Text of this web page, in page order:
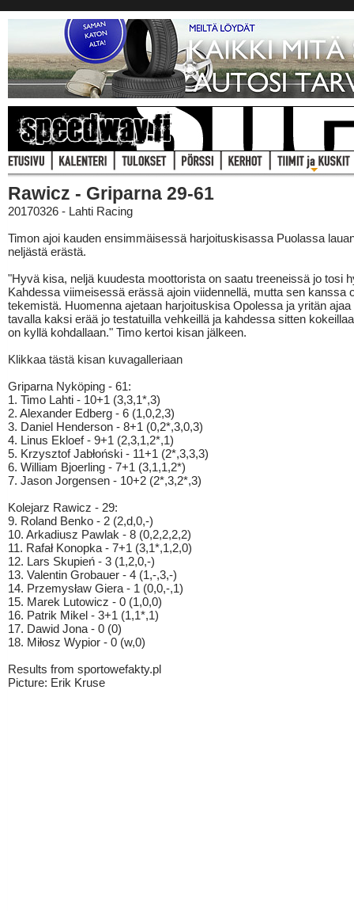
Rawicz - Griparna 29-61
20170326 - Lahti Racing
Timon ajoi kauden ensimmäisessä harjoituskisassa Puolassa
neljästä erästä.
"Hyvä kisa, neljä kuudesta moottorista on saatu treeneissä jo tosi
Kahdessa viimeisessä erässä ajoin viidennellä, mutta sen kanssa
tekemistä. Huomenna ajetaan harjoituskisa Opolessa ja yritän
tavalla kaksi erää jo testatuilla vehkeillä ja kahdessa sitten
on kyllä kohdallaan." Timo kertoi kisan jälkeen.
Klikkaa tästä kisan kuvagalleriaan
Griparna Nyköping - 61:
1. Timo Lahti - 10+1 (3,3,1*,3)
2. Alexander Edberg - 6 (1,0,2,3)
3. Daniel Henderson - 8+1 (0,2*,3,0,3)
4. Linus Ekloef - 9+1 (2,3,1,2*,1)
5. Krzysztof Jabłoński - 11+1 (2*,3,3,3)
6. William Bjoerling - 7+1 (3,1,1,2*)
7. Jason Jorgensen - 10+2 (2*,3,2*,3)
Kolejarz Rawicz - 29:
9. Roland Benko - 2 (2,d,0,-)
10. Arkadiusz Pawlak - 8 (0,2,2,2,2)
11. Rafał Konopka - 7+1 (3,1*,1,2,0)
12. Lars Skupień - 3 (1,2,0,-)
13. Valentin Grobauer - 4 (1,-,3,-)
14. Przemysław Giera - 1 (0,0,-,1)
15. Marek Lutowicz - 0 (1,0,0)
16. Patrik Mikel - 3+1 (1,1*,1)
17. Dawid Jona - 0 (0)
18. Miłosz Wypior - 0 (w,0)
Results from sportowefakty.pl
Picture: Erik Kruse